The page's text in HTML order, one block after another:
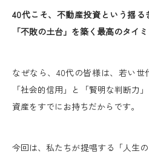
40代こそ、不動産投資という揺
「不敗の土台」を築く最高のタイ
なぜなら、40代の皆様は、若い
「社会的信用」と「賢明な判断力
資産をすでにお持ちだからです。
今回は、私たちが提唱する「人生